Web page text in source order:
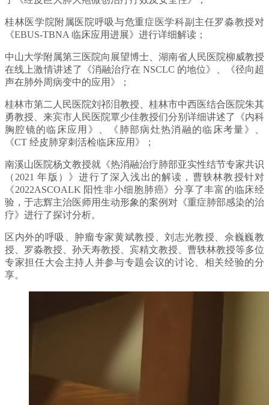
桂林医学院附属医院呼吸与危重症医学科副主任罗淼教授对
《EBUS-TBNA 临床应用进展》进行详细解读；
中山大学附属第三医院向展望博士、湖南省人民医院柳威教授
在线上激情讲述了《消融治疗在 NSCLC 的地位》、《径向超
声在肺外周病变中的应用》；
桂林市第二人民医院刘祁泪教授、桂林市中西医结合医院朱其
勇教授、来宾市人民医院覃少佳教授们分别详细讲述了《内科
胸腔镜的临床应用》、《肺部病灶热消融的临床考量》、
《CT 经皮肺穿刺活检临床应用》；
南溪山医院杨文教授就《热消融治疗肺部亚实性结节专家共识
（2021 年版）》进行了深入浅出的解读，曹轶林教授针对
《2022ASCOALK 阳性非小细胞肺癌》分享了丰富的临床经
验，于志辉主治医师用生动形象的案例对《重症肺部感染的治
疗》进行了探讨分析。
区内外的呼吸、肿瘤专家黄斌教授、刘志光教授、佘巍巍教
授、罗淼教授、孙天寿教授、宾精文教授、曹轶林教授等多位
专家担任大会主持人并参与专题会议的讨论、相关经验的分
享。